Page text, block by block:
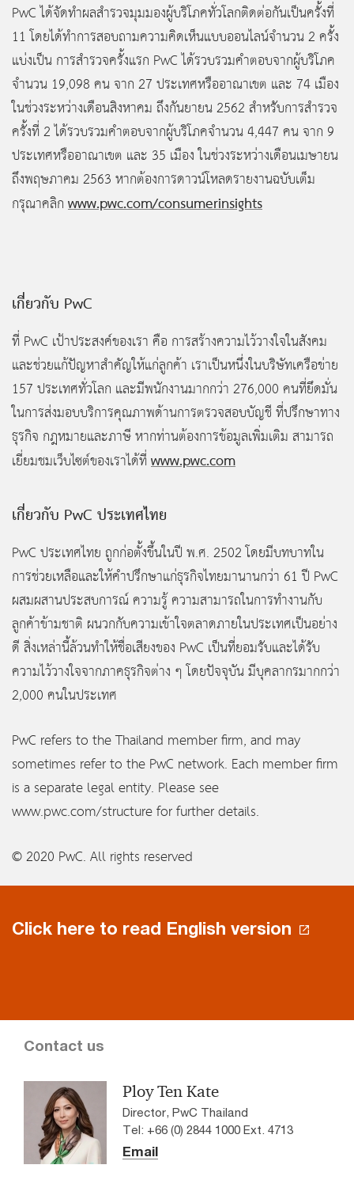
PwC ได้จัดทำผลสำรวจมุมมองผู้บริโภคทั่วโลกติดต่อกันเป็นครั้งที่
11 โดยได้ทำการสอบถามความคิดเห็นแบบออนไลน์จำนวน 2 ครั้ง
แบ่งเป็น การสำรวจครั้งแรก PwC ได้รวบรวมคำตอบจากผู้บริโภค
จำนวน 19,098 คน จาก 27 ประเทศหรืออาณาเขต และ 74 เมือง
ในช่วงระหว่างเดือนสิงหาคม ถึงกันยายน 2562 สำหรับการสำรวจ
ครั้งที่ 2 ได้รวบรวมคำตอบจากผู้บริโภคจำนวน 4,447 คน จาก 9
ประเทศหรืออาณาเขต และ 35 เมือง ในช่วงระหว่างเดือนเมษายน
ถึงพฤษภาคม 2563 หากต้องการดาวน์โหลดรายงานฉบับเต็ม
กรุณาคลิกwww.pwc.com/consumerinsights
เกี่ยวกับ PwC
ที่ PwC เป้าประสงค์ของเรา คือ การสร้างความไว้วางใจในสังคม
และช่วยแก้ปัญหาสำคัญให้แก่ลูกค้า เราเป็นหนึ่งในบริษัทเครือข่าย
157 ประเทศทั่วโลก และมีพนักงานมากกว่า 276,000 คนที่ยึดมั่น
ในการส่งมอบบริการคุณภาพด้านการตรวจสอบบัญชี ที่ปรึกษาทาง
ธุรกิจ กฎหมายและภาษี หากท่านต้องการข้อมูลเพิ่มเติม สามารถ
เยี่ยมชมเว็บไซต์ของเราได้ที่www.pwc.com
เกี่ยวกับ PwC ประเทศไทย
PwC ประเทศไทย ถูกก่อตั้งขึ้นในปี พ.ศ. 2502 โดยมีบทบาทใน
การช่วยเหลือและให้คำปรึกษาแก่ธุรกิจไทยมานานกว่า 61 ปี PwC
ผสมผสานประสบการณ์ ความรู้ ความสามารถในการทำงานกับ
ลูกค้าข้ามชาติ ผนวกกับความเข้าใจตลาดภายในประเทศเป็นอย่าง
ดี สิ่งเหล่านี้ล้วนทำให้ชื่อเสียงของ PwC เป็นที่ยอมรับและได้รับ
ความไว้วางใจจากภาคธุรกิจต่าง ๆ โดยปัจจุบัน มีบุคลากรมากกว่า
2,000 คนในประเทศ
PwC refers to the Thailand member firm, and may
sometimes refer to the PwC network. Each member firm
is a separate legal entity. Please see
www.pwc.com/structure for further details.
© 2020 PwC. All rights reserved
Click here to read English version
Contact us
Ploy Ten Kate
Director, PwC Thailand
Tel: +66 (0) 2844 1000 Ext. 4713
Email